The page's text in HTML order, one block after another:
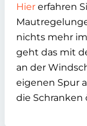
Hier erfahren
nichts mehr
geht das mit
an der
eigenen Spur
die Schranken